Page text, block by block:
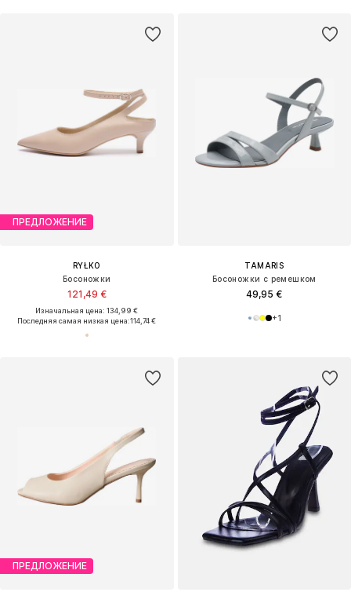
ПРЕДЛОЖЕНИЕ
RYŁKO
Босоножки
121,49 €
Изначальная цена: 134,99 €
Последняя самая низкая цена:114,74 €
TAMARIS
Босоножки с ремешком
49,95 €
+1
ПРЕДЛОЖЕНИЕ